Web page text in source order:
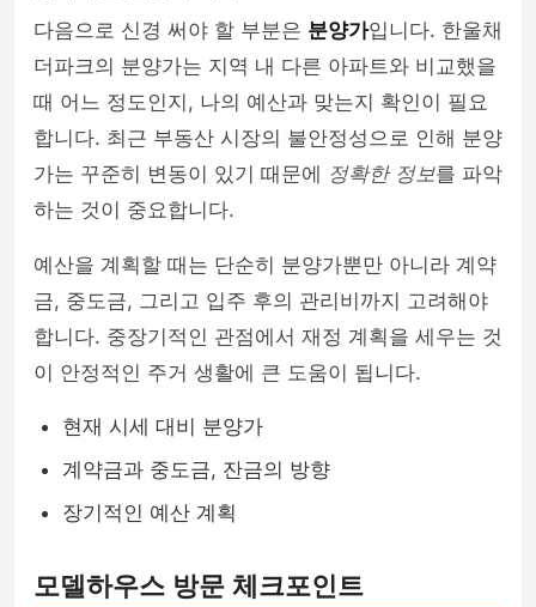
다음으로 신경 써야 할 부분은 분양가입니다. 한울채
더파크의 분양가는 지역 내 다른 아파트와 비교했을
때 어느 정도인지, 나의 예산과 맞는지 확인이 필요
합니다. 최근 부동산 시장의 불안정성으로 인해 분양
가는 꾸준히 변동이 있기 때문에 정확한 정보를 파악
하는 것이 중요합니다.
예산을 계획할 때는 단순히 분양가뿐만 아니라 계약
금, 중도금, 그리고 입주 후의 관리비까지 고려해야
합니다. 중장기적인 관점에서 재정 계획을 세우는 것
이 안정적인 주거 생활에 큰 도움이 됩니다.
현재 시세 대비 분양가
계약금과 중도금, 잔금의 방향
장기적인 예산 계획
모델하우스 방문 체크포인트